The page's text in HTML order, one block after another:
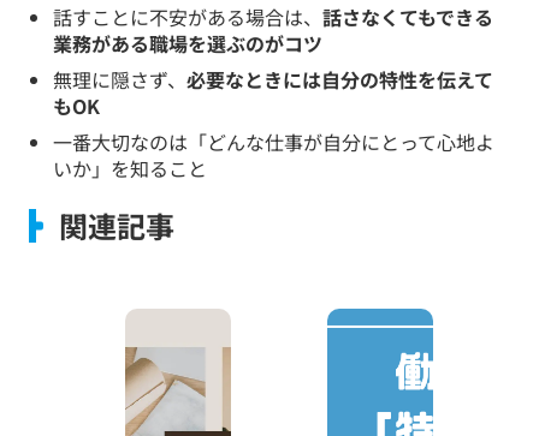
話すことに不安がある場合は、 話さなくてもできる
業務がある職場を選ぶのがコツ
無理に隠さず、 必要なときには自分の特性を伝えて
もOK
一番大切なのは「どんな仕事が自分にとって心地よ
いか」を知ること
関連記事